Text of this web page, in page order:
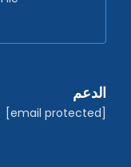
الدعم
[email protected]